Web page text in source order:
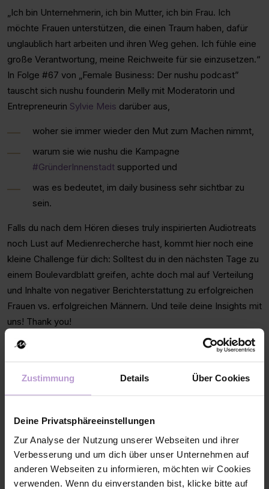
Zustimmung Details Über Cookies
Deine Privatsphäreeinstellungen
Zur Analyse der Nutzung unserer Webseiten und ihrer
Verbesserung und um dich über unser Unternehmen auf
anderen Webseiten zu informieren, möchten wir Cookies
verwenden. Wenn du einverstanden bist, klicke bitte auf
„Ich bin Unternehmerin, ich bin Mutter, ich bin Frau. Ich
möchte Frauen unterstützen, die einen Traum haben, dafür
unglaublich hart arbeiten und ihren Weg gehen. Ich fühle eine
große Verantwortung, meine Reichweite für sie einzusetzen.“
In Folge #67 von „Female Business: Der nushu podcast”
tauscht sich nushu founderin Melly mit Moderatorin und
Entrepreneurin Sylvie Meis darüber aus,
woher sie immer wieder den Mut zum Machen nimmt,
warum sie wie nushu die Kampagne
#GründerInnenstadtsupported und
was es bedeutet, im daily business sehr sichtbar zu
sein.
Falls du nach dem Hören dieses truly inspirierten Audiotreats
noch Lust auf Medienrecherche hast, kommt hier noch eine
kleine Challenge für dich: Solltest du in den nächsten Tage zu
einem Boulevardblatt greifen, achte doch mal auf Verteilung
und Inhalte von negativer Berichterstattung zu erfolgreichen
Frauen vs. erfolgreichen Männern. Und teile deine Insights mit
uns! Thank you!
Dir gefällt der nushu podcast? Dann abonniere ihn und lass
uns eine 5-Sterne-Bewertung oder eine Rezension da
Verbesserungsvorschläge bitte an
podcast@teamnushu.de
Danke!
Diese Folge könnte dich auch
interessieren
How to change the world in pictures – So geht
Surfeminism mit Loyalsea